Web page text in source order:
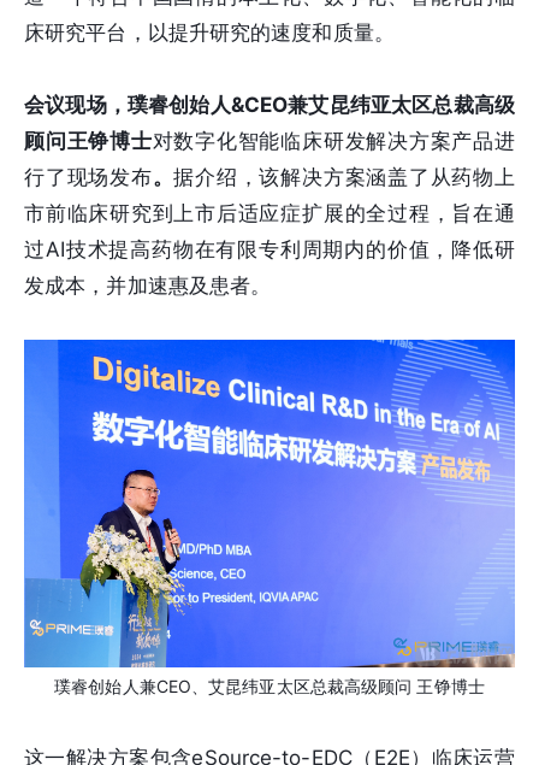
床研究平台，以提升研究的速度和质量。
会议现场，璞睿创始人&CEO兼艾昆纬亚太区总裁高级
顾问王铮博士对数字化智能临床研发解决方案产品进
行了现场发布。据介绍，该解决方案涵盖了从药物上
市前临床研究到上市后适应症扩展的全过程，旨在通
过AI技术提高药物在有限专利周期内的价值，降低研
发成本，并加速惠及患者。
璞睿创始人兼CEO、艾昆纬亚太区总裁高级顾问 王铮博士
这一解决方案包含eSource-to-EDC（E2E）临床运营